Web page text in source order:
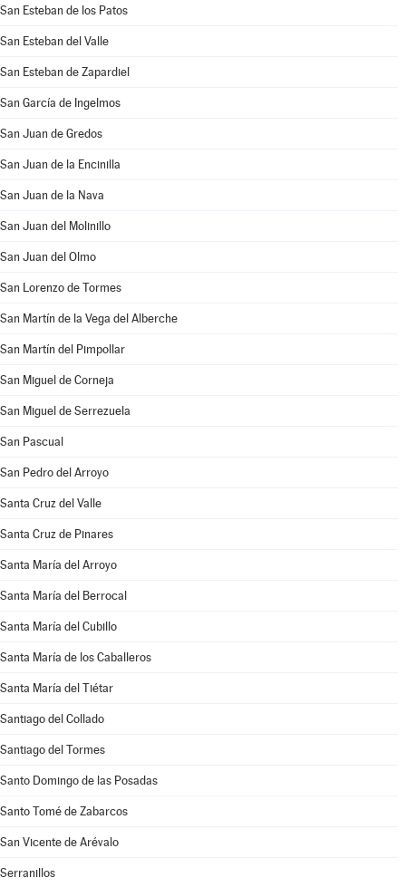
San Esteban de los Patos
San Esteban del Valle
San Esteban de Zapardiel
San García de Ingelmos
San Juan de Gredos
San Juan de la Encinilla
San Juan de la Nava
San Juan del Molinillo
San Juan del Olmo
San Lorenzo de Tormes
San Martín de la Vega del Alberche
San Martín del Pimpollar
San Miguel de Corneja
San Miguel de Serrezuela
San Pascual
San Pedro del Arroyo
Santa Cruz del Valle
Santa Cruz de Pinares
Santa María del Arroyo
Santa María del Berrocal
Santa María del Cubillo
Santa María de los Caballeros
Santa María del Tiétar
Santiago del Collado
Santiago del Tormes
Santo Domingo de las Posadas
Santo Tomé de Zabarcos
San Vicente de Arévalo
Serranillos